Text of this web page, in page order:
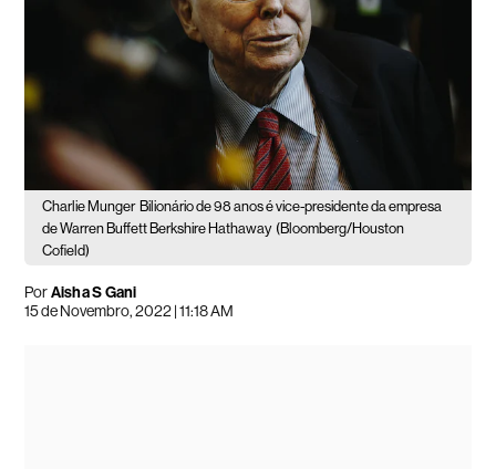
Charlie Munger Bilionário de 98 anos é vice-presidente da empresa
de Warren Buffett Berkshire Hathaway (Bloomberg/Houston
Cofield)
PorAisha S Gani
15 de Novembro, 2022 | 11:18 AM